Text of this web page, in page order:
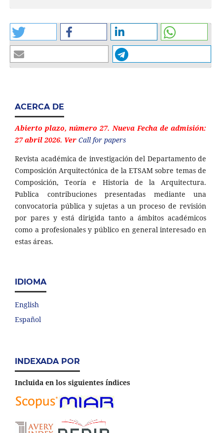
ACERCA DE
Abierto plazo, número 27. Nueva Fecha de admisión:
27 abril 2026. Ver Call for papers
Revista académica de investigación del Departamento de
Composición Arquitectónica de la ETSAM sobre temas de
Composición, Teoría e Historia de la Arquitectura.
Publica contribuciones presentadas mediante una
convocatoria pública y sujetas a un proceso de revisión
por pares y está dirigida tanto a ámbitos académicos
como a profesionales y público en general interesado en
estas áreas.
IDIOMA
English
Español
INDEXADA POR
Incluida en los siguientes índices